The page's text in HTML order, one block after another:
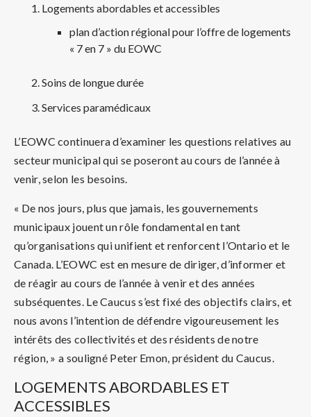
Logements abordables et accessibles
plan d’action régional pour l’offre de logements
« 7 en 7 » du EOWC
Soins de longue durée
Services paramédicaux
L’EOWC continuera d’examiner les questions relatives au
secteur municipal qui se poseront au cours de l’année à
venir, selon les besoins.
« De nos jours, plus que jamais, les gouvernements
municipaux jouent un rôle fondamental en tant
qu’organisations qui unifient et renforcent l’Ontario et le
Canada. L’EOWC est en mesure de diriger, d’informer et
de réagir au cours de l’année à venir et des années
subséquentes. Le Caucus s’est fixé des objectifs clairs, et
nous avons l’intention de défendre vigoureusement les
intérêts des collectivités et des résidents de notre
région, » a souligné Peter Emon, président du Caucus.
LOGEMENTS ABORDABLES ET
ACCESSIBLES